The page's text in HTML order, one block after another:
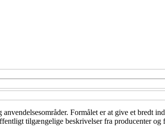
Formålet er at give et bredt
tilgængelige beskrivelser fra producenter